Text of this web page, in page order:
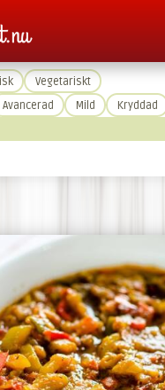
Vegetariskt
Avancerad Mild Kryddad